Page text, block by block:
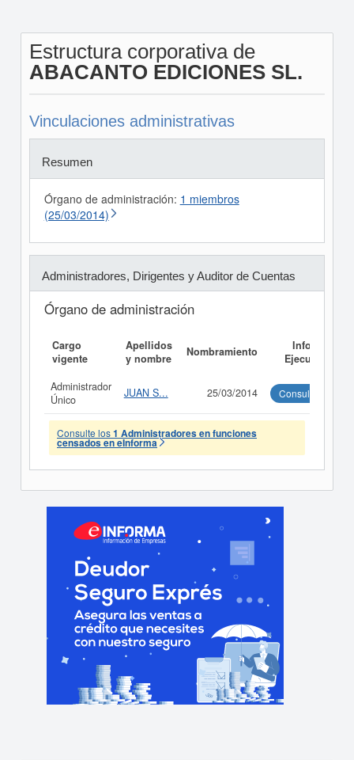
Estructura corporativa de
ABACANTO EDICIONES SL.
Vinculaciones administrativas
Resumen
Órgano de administración: 1 miembros
(25/03/2014)
Administradores, Dirigentes y Auditor de Cuentas
Órgano de administración
Cargo
vigente
Apellidos
y nombre
Nombramiento
Informe
Ejecutivo
Administrador
Único
JUAN S... 25/03/2014 Consultar
Consulte los1 Administradores en funciones
censados en eInforma